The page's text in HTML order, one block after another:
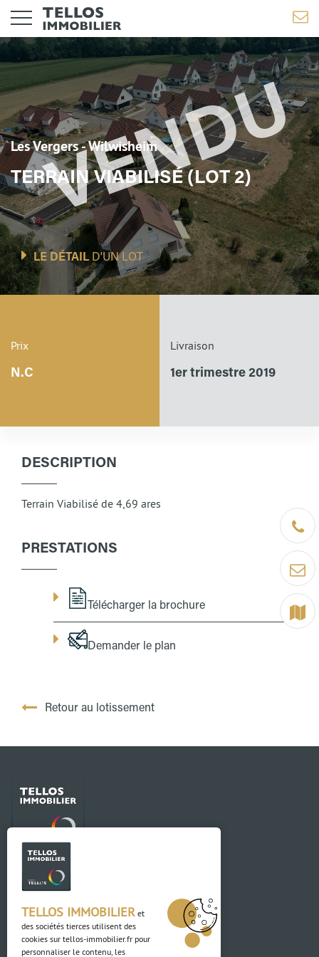
Être
Contact
Terrain
Les Vergers - Wilwisheim
TERRAIN VIABILISÉ (LOT 2)
LE DÉTAILD'UN LOT
Prix
N.C
Livraison
1er trimestre 2019
DESCRIPTION
Terrain Viabilisé de 4,69 ares
PRESTATIONS
Télécharger la brochure
Demander le plan
Retour au lotissement
Contact
03 88 04 84 84
Adresse
TELLOS IMMOBILIER et
des sociétés tierces utilisent des
cookies sur tellos-immobilier.fr pour
personnaliser le contenu, les